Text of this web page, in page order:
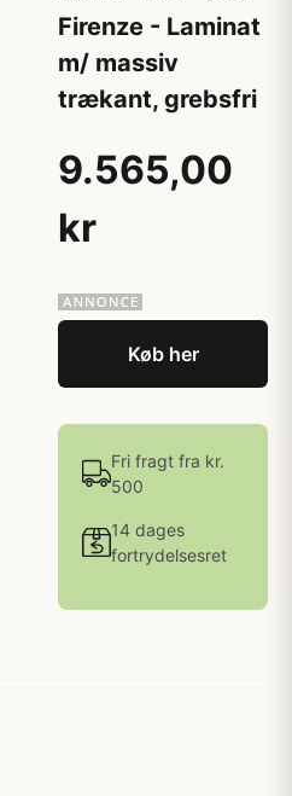
Firenze - Laminat
m/ massiv
trækant, grebsfri
9.565,00
kr
Køb her
Fri fragt fra kr.
500
14 dages
fortrydelsesret